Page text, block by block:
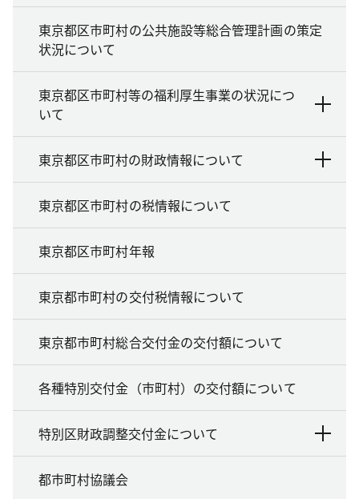
東京都区市町村の公共施設等総合管理計画の策定
状況について
東京都区市町村等の福利厚生事業の状況につ
いて
東京都区市町村の財政情報について
東京都区市町村の税情報について
東京都区市町村年報
東京都市町村の交付税情報について
東京都市町村総合交付金の交付額について
各種特別交付金（市町村）の交付額について
特別区財政調整交付金について
都市町村協議会